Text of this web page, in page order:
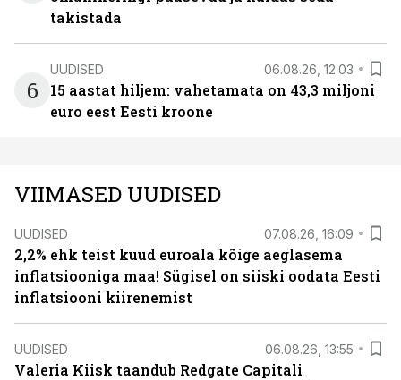
takistada
6
UUDISED 06.08.26, 12:03
15 aastat hiljem: vahetamata on 43,3 miljoni
euro eest Eesti kroone
VIIMASED UUDISED
UUDISED 07.08.26, 16:09
2,2% ehk teist kuud euroala kõige aeglasema
inflatsiooniga maa! Sügisel on siiski oodata Eesti
inflatsiooni kiirenemist
UUDISED 06.08.26, 13:55
Valeria Kiisk taandub Redgate Capitali